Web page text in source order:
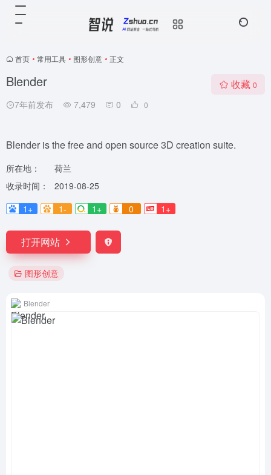
首页 • 常用工具 • 图形创意 • 正文
Blender
7年前发布 7,479 0 0
收藏 0
Blender is the free and open source 3D creation suite.
所在地：
荷兰
收录时间：
2019-08-25
1+
1- 1+ 0 1+
打开网站
图形创意
Blender